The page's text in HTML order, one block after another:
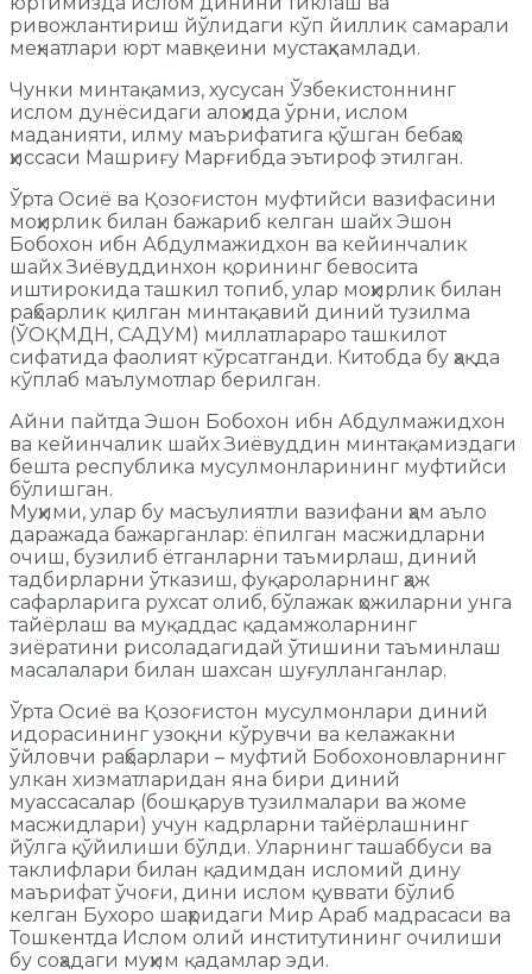
ривожлантириш йўлидаги кўп йиллик самарали
меҳнатлари юрт мавқеини мустаҳкамлади.
Чунки минтақамиз, хусусан Ўзбекистоннинг
ислом дунёсидаги алоҳида ўрни, ислом
маданияти, илму маърифатига қўшган бебаҳо
ҳиссаси Машриғу Марғибда эътироф этилган.
Ўрта Осиё ва Қозоғистон муфтийси вазифасини
моҳирлик билан бажариб келган шайх Эшон
Бобохон ибн Абдулмажидхон ва кейинчалик
шайх Зиёвуддинхон қорининг бевосита
иштирокида ташкил топиб, улар моҳирлик билан
раҳбарлик қилган минтақавий диний тузилма
(ЎОҚМДН, САДУМ) миллатлараро ташкилот
сифатида фаолият кўрсатганди. Китобда бу ҳақда
кўплаб маълумотлар берилган.
Айни пайтда Эшон Бобохон ибн Абдулмажидхон
ва кейинчалик шайх Зиёвуддин минтақамиздаги
бешта республика мусулмонларининг муфтийси
бўлишган.
Муҳими, улар бу масъулиятли вазифани ҳам аъло
даражада бажарганлар: ёпилган масжидларни
очиш, бузилиб ётганларни таъмирлаш, диний
тадбирларни ўтказиш, фуқароларнинг ҳаж
сафарларига рухсат олиб, бўлажак ҳожиларни унга
тайёрлаш ва муқаддас қадамжоларнинг
зиёратини рисоладагидай ўтишини таъминлаш
масалалари билан шахсан шуғулланганлар.
Ўрта Осиё ва Қозоғистон мусулмонлари диний
идорасининг узоқни кўрувчи ва келажакни
ўйловчи раҳбарлари – муфтий Бобохоновларнинг
улкан хизматларидан яна бири диний
муассасалар (бошқарув тузилмалари ва жоме
масжидлари) учун кадрларни тайёрлашнинг
йўлга қўйилиши бўлди. Уларнинг ташаббуси ва
таклифлари билан қадимдан исломий дину
маърифат ўчоғи, дини ислом қуввати бўлиб
келган Бухоро шаҳридаги Мир Араб мадрасаси ва
Тошкентда Ислом олий институтининг очилиши
бу соҳадаги муҳим қадамлар эди.